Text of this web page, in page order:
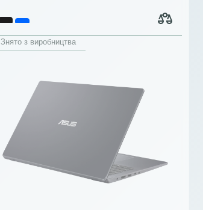
Знято з виробництва